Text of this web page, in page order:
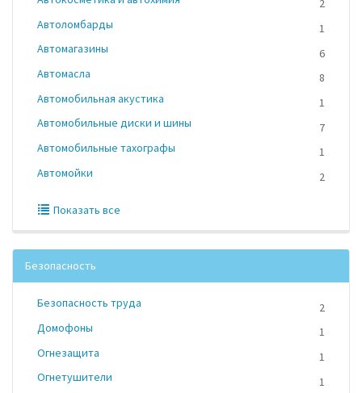
2
Автоломбарды
1
Автомагазины
6
Автомасла
8
Автомобильная акустика
1
Автомобильные диски и шины
7
Автомобильные тахографы
1
Автомойки
2
Показать все
Безопасность
Безопасность труда
2
Домофоны
1
Огнезащита
1
Огнетушители
1